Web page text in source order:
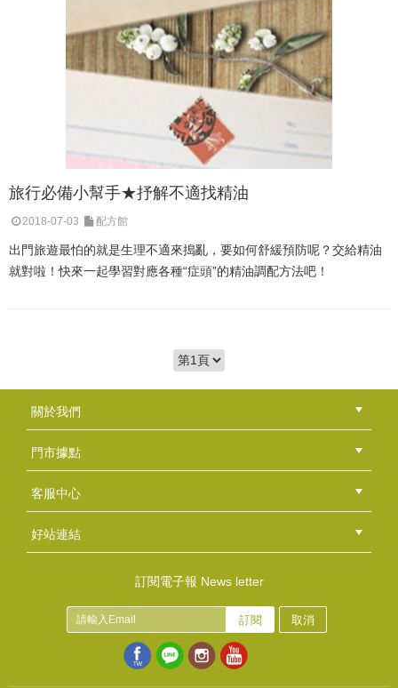
旅行必備小幫手★抒解不適找精油
2018-07-03 配方館
出門旅遊最怕的就是生理不適來搗亂，要如何舒緩預防呢？交給精油
就對啦！快來一起學習對應各種“症頭”的精油調配方法吧！
關於我們
公司簡介
品牌故事
最新消息
隱私權聲明
版權聲明
門市據點
總部
北區
中區
南區
東區
海外
客服中心
會員等級
購物流程
訂單查詢
常見問題
海外訂購流程
連絡我們
下載專區
紅利點數
好站連結
訂閱電子報 News letter
訂閱 取消